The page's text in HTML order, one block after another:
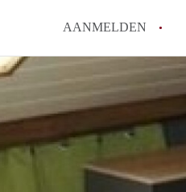
AANMELDEN